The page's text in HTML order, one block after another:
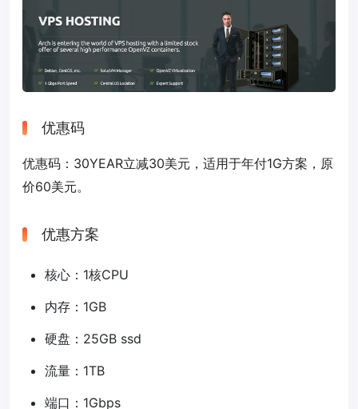
优惠码
优惠码： 30YEAR立减30美元，适用于年付1G方案，原
价60美元。
优惠方案
核心：1核CPU
内存：1GB
硬盘：25GB ssd
流量：1TB
端口：1Gbps